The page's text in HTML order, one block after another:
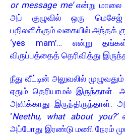
or message me’என்று மாலை
அப் குழுவில் ஒரு மெசேஜ்
பதிலளிக்கும் வகையில் அந்தக்
‘yes mam’… என்று
விருப்பத்தைத் தெரிவித்து
நீது வீட்டின் அலுவலில் முழுவதும்
ஏதும் தெரியாமல் இருந்தாள்.
அளிக்காது
‘Neethu, what about you?’
அப்போது இரண்டு மணி நேரம்